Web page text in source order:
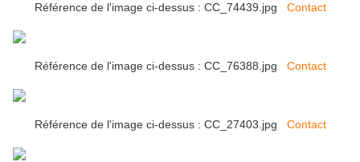
Référence de l'image ci-dessus : CC_74439.jpg Contact
Référence de l'image ci-dessus : CC_76388.jpg Contact
Référence de l'image ci-dessus : CC_27403.jpg Contact